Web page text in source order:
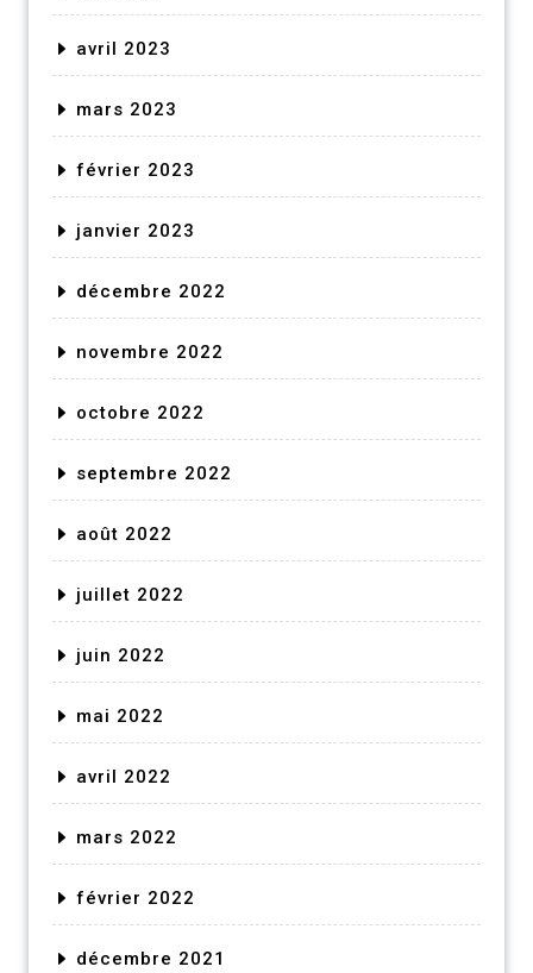
avril 2023
mars 2023
février 2023
janvier 2023
décembre 2022
novembre 2022
octobre 2022
septembre 2022
août 2022
juillet 2022
juin 2022
mai 2022
avril 2022
mars 2022
février 2022
décembre 2021